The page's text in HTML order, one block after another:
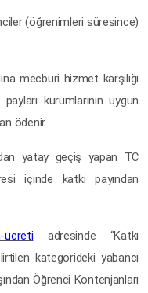
(öğrenimleri süresince)
mecburi hizmet karşılığı
kurumlarının uygun
ödenir.
yatay geçiş yapan TC
içinde katkı payından
ucreti adresinde “Katkı
kategorideki yabancı
Öğrenci Kontenjanları